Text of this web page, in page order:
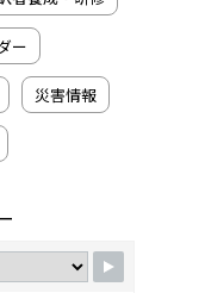
ー
災害情報